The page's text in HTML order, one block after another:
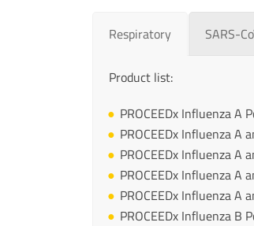
Respiratory SARS-
Product list:
PROCEEDx Influenza A
PROCEEDx Influenza A
PROCEEDx Influenza A
PROCEEDx Influenza A
PROCEEDx Influenza A
PROCEEDx Influenza B